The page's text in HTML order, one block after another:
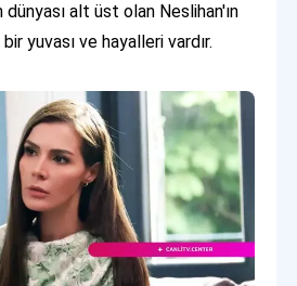
alt üst olan Neslihan'ın
yuvası ve hayalleri vardır.